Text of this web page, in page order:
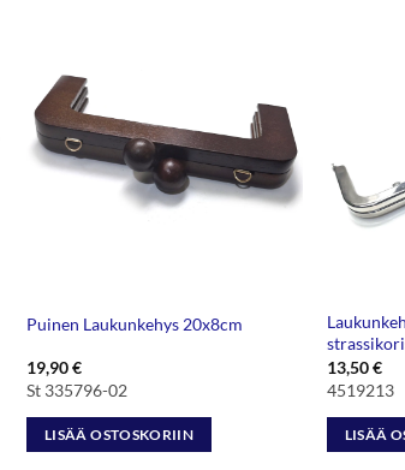
Puinen Laukunkehys 20x8cm
19,90€
St 335796-02
LISÄÄ OSTOSKORIIN
13,50€
4519213
LISÄÄ